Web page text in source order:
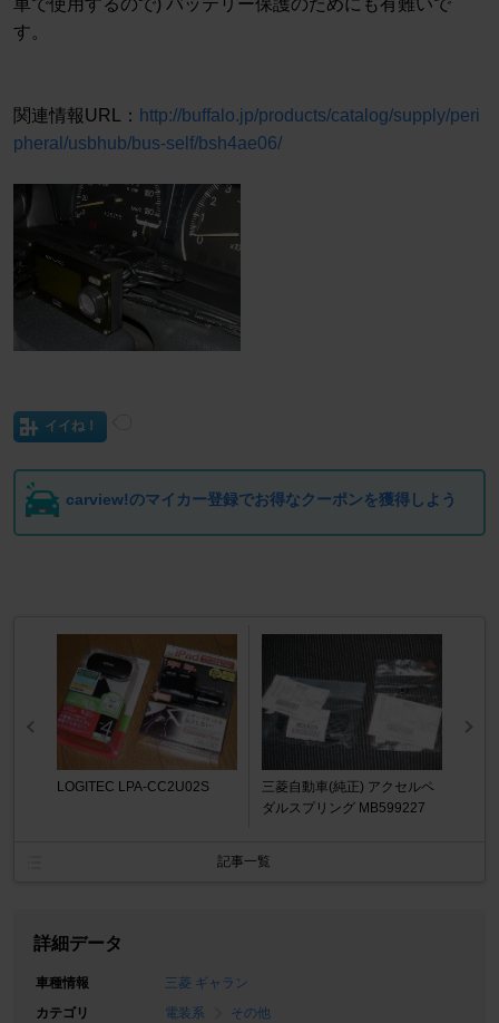
車で使用するので) バッテリー保護のためにも有難いで
す。
関連情報URL： http://buffalo.jp/products/catalog/supply/peri
pheral/usbhub/bus-self/bsh4ae06/
イイね！
carview!のマイカー登録でお得なクーポンを獲得しよう
LOGITEC LPA-CC2U02S
三菱自動車(純正) アクセルペ
ダルスプリング MB599227
記事一覧
詳細データ
車種情報
三菱 ギャラン
カテゴリ
電装系
その他